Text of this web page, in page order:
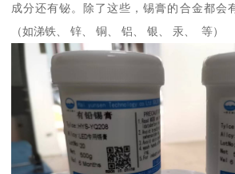
成分还有铋。除了这些，锡膏的合金都会
（如涕铁、 锌、 铜、 铝、 银、 汞、 等）